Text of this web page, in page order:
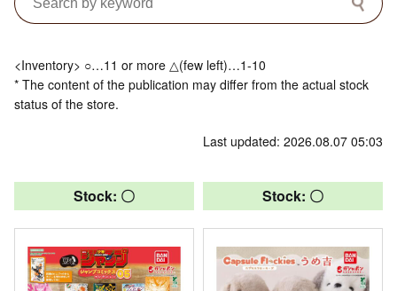
<Inventory> ○…11 or more △(few left)…1-10
* The content of the publication may differ from the actual stock
status of the store.
Last updated: 2026.08.07 05:03
Stock: 〇 Stock: 〇